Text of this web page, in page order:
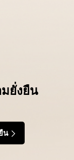
ยั่งยืน
น